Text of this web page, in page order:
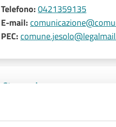
Telefono:0421359135
E-mail:
PEC:
Stamperia
E-mail: